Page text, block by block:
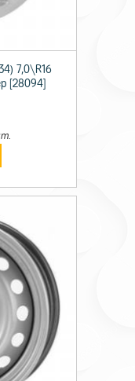
7,0\R16
[28094]